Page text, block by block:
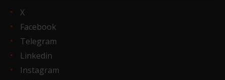
X
Facebook
Telegram
Linkedin
Instagram